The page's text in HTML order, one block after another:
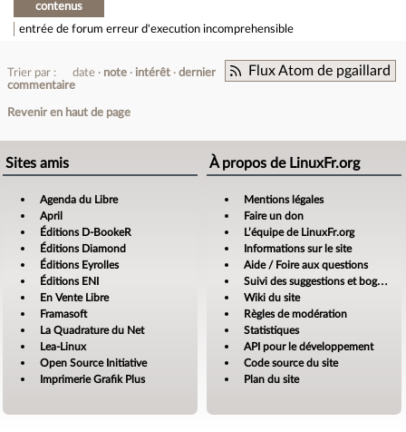
contenus
entrée de forum erreur d'execution incomprehensible
Flux Atom de pgaillard
Trier par : date note intérêt
dernier
commentaire
Revenir en haut de page
Sites amis
Agenda du Libre
April
Éditions D-BookeR
Éditions Diamond
Éditions Eyrolles
Éditions ENI
En Vente Libre
Framasoft
La Quadrature du Net
Lea-Linux
Open Source Initiative
Imprimerie Grafik Plus
À propos de LinuxFr.org
Mentions légales
Faire un don
L’équipe de LinuxFr.org
Informations sur le site
Aide / Foire aux questions
Suivi des suggestions et bogues
Wiki du site
Règles de modération
Statistiques
API pour le développement
Code source du site
Plan du site